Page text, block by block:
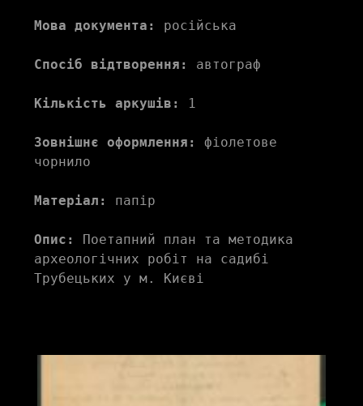
Мова документа: російська
Спосіб відтворення: автограф
Кількість аркушів: 1
Зовнішнє оформлення:
фіолетове
чорнило
Матеріал: папір
Опис:
Поетапний план та методика
археологічних робіт на садибі
Трубецьких у м. Києві